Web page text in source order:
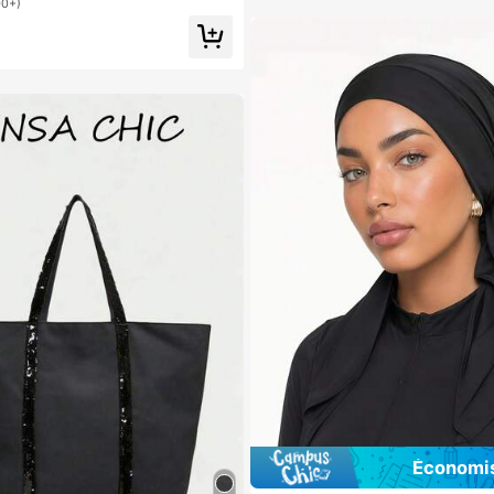
clair, de l'été au travail, du travail a